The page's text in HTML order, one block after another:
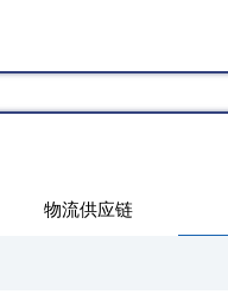
物流供应链